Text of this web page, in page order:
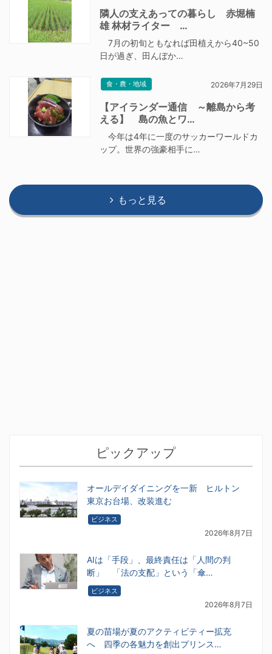
隣人の支えあっての暮らし 赤堀楠
雄 林材ライター …
7月の初旬ともなれば田植えから40~50
日が過ぎ、田んぼか…
食・農・地域 2026年7月29日
【アイランダー通信 ～離島から考
える】 島の魚とワ…
今年は4年に一度のサッカーワールドカ
ップ。世界の強豪相手に…
もっと見る
ピックアップ
オールデイダイニングを一新 ヒルトン
東京お台場、改装進む
ビジネス
2026年8月7日
AIは「手段」、最終責任は「人間の判
断」 「法の支配」という「傘…
ビジネス
2026年8月7日
夏の苗場が夏のアクティビティー拡充
へ 四季の各魅力を創出プリンス…